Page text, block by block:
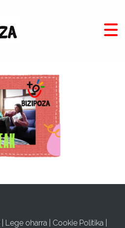
Lege oharra Cookie Politika